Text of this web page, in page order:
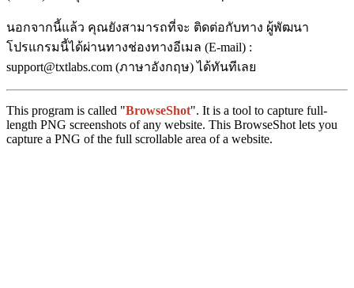
นอกจากนี้แล้ว คุณยังสามารถที่จะ ติดต่อกับทาง ผู้พัฒนา
โปรแกรมนี้ได้ผ่านทางช่องทางอีเมล (E-mail) :
support@txtlabs.com (ภาษาอังกฤษ) ได้ทันทีเลย
This program is called "BrowseShot". It is a tool to capture full-
length PNG screenshots of any website. This BrowseShot lets you
capture a PNG of the full scrollable area of a website.